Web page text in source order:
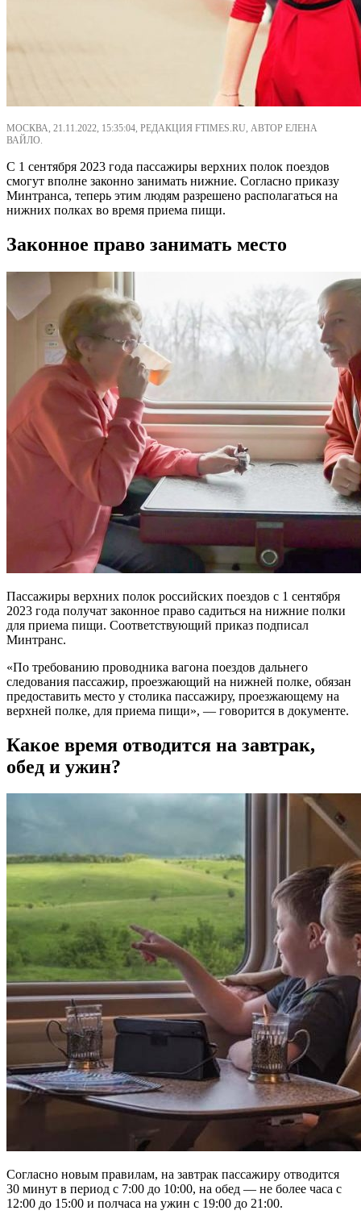
МОСКВА, 21.11.2022, 15:35:04, РЕДАКЦИЯ FTIMES.RU, АВТОР ЕЛЕНА
ВАЙЛО.
С 1 сентября 2023 года пассажиры верхних полок поездов
смогут вполне законно занимать нижние. Согласно приказу
Минтранса, теперь этим людям разрешено располагаться на
нижних полках во время приема пищи.
Законное право занимать место
Пассажиры верхних полок российских поездов с 1 сентября
2023 года получат законное право садиться на нижние полки
для приема пищи. Соответствующий приказ подписал
Минтранс.
«По требованию проводника вагона поездов дальнего
следования пассажир, проезжающий на нижней полке, обязан
предоставить место у столика пассажиру, проезжающему на
верхней полке, для приема пищи», — говорится в документе.
Какое время отводится на завтрак,
обед и ужин?
Согласно новым правилам, на завтрак пассажиру отводится
30 минут в период с 7:00 до 10:00, на обед — не более часа с
12:00 до 15:00 и полчаса на ужин с 19:00 до 21:00.